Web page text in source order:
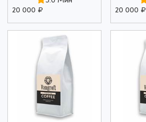
20 000 ₽
20 000 ₽